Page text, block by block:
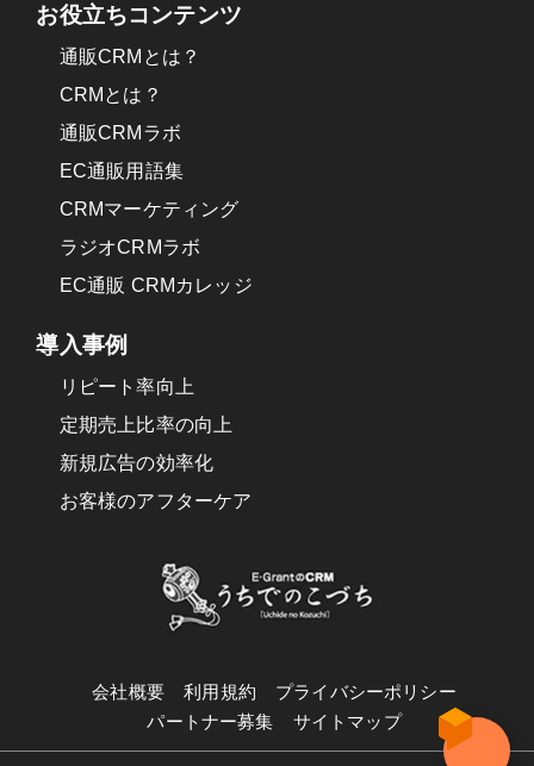
お役立ちコンテンツ
通販CRMとは？
CRMとは？
通販CRMラボ
EC通販用語集
CRMマーケティング
ラジオCRMラボ
EC通販 CRMカレッジ
導入事例
リピート率向上
定期売上比率の向上
新規広告の効率化
お客様のアフターケア
会社概要 利用規約
プライバシーポリシー
パートナー募集
サイトマップ